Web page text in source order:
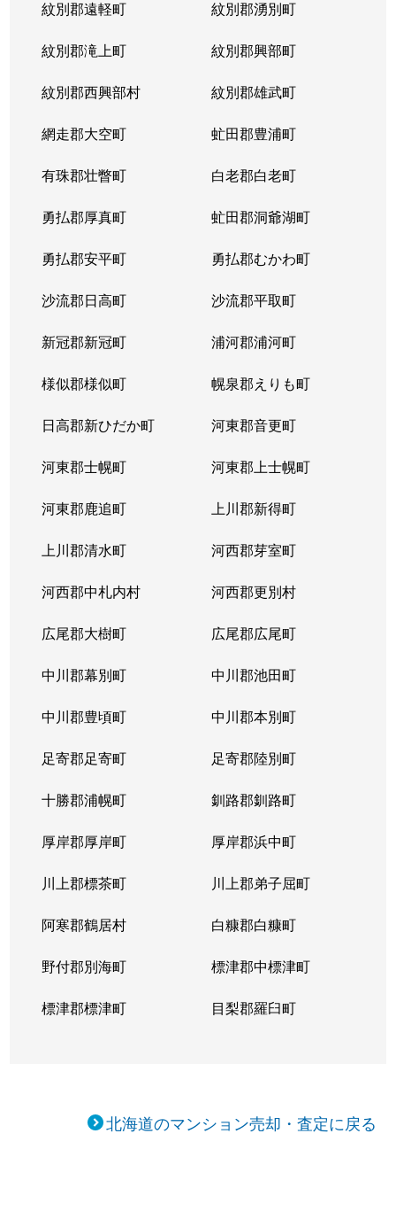
紋別郡遠軽町 紋別郡湧別町
紋別郡滝上町 紋別郡興部町
紋別郡西興部村 紋別郡雄武町
網走郡大空町 虻田郡豊浦町
有珠郡壮瞥町 白老郡白老町
勇払郡厚真町 虻田郡洞爺湖町
勇払郡安平町 勇払郡むかわ町
沙流郡日高町 沙流郡平取町
新冠郡新冠町 浦河郡浦河町
様似郡様似町 幌泉郡えりも町
日高郡新ひだか町 河東郡音更町
河東郡士幌町 河東郡上士幌町
河東郡鹿追町 上川郡新得町
上川郡清水町 河西郡芽室町
河西郡中札内村 河西郡更別村
広尾郡大樹町 広尾郡広尾町
中川郡幕別町 中川郡池田町
中川郡豊頃町 中川郡本別町
足寄郡足寄町 足寄郡陸別町
十勝郡浦幌町 釧路郡釧路町
厚岸郡厚岸町 厚岸郡浜中町
川上郡標茶町 川上郡弟子屈町
阿寒郡鶴居村 白糠郡白糠町
野付郡別海町 標津郡中標津町
標津郡標津町 目梨郡羅臼町
北海道のマンション売却・査定に戻る